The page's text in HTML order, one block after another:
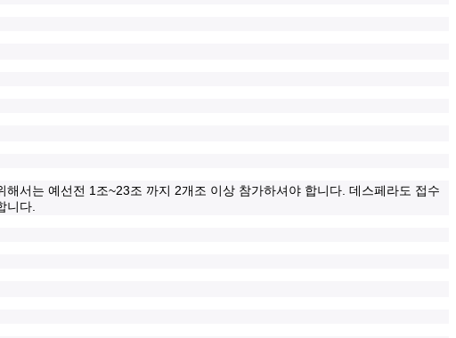
해서는 예선전 1조~23조 까지 2개조 이상 참가하셔야 합니다. 데스페라도 접수
니다.